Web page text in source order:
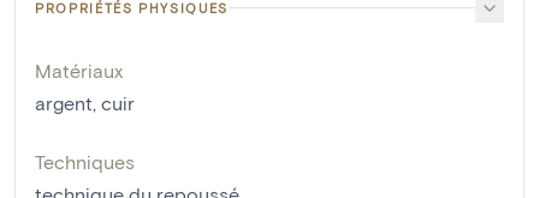
PROPRIÉTÉS PHYSIQUES
Matériaux
argent, cuir
Techniques